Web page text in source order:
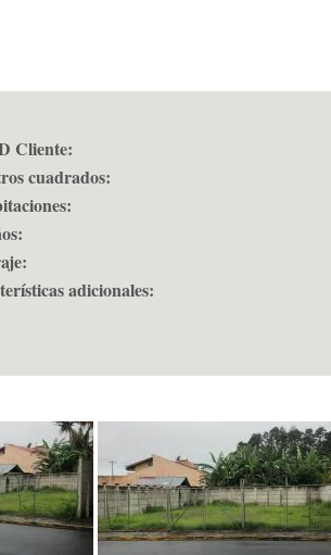
Cliente:
cuadrados:
adicionales: